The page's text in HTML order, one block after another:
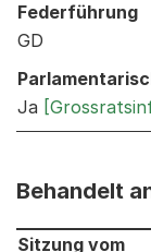
Federführung
GD
Ja
Behandelt
Behandelt an
Sitzung vom